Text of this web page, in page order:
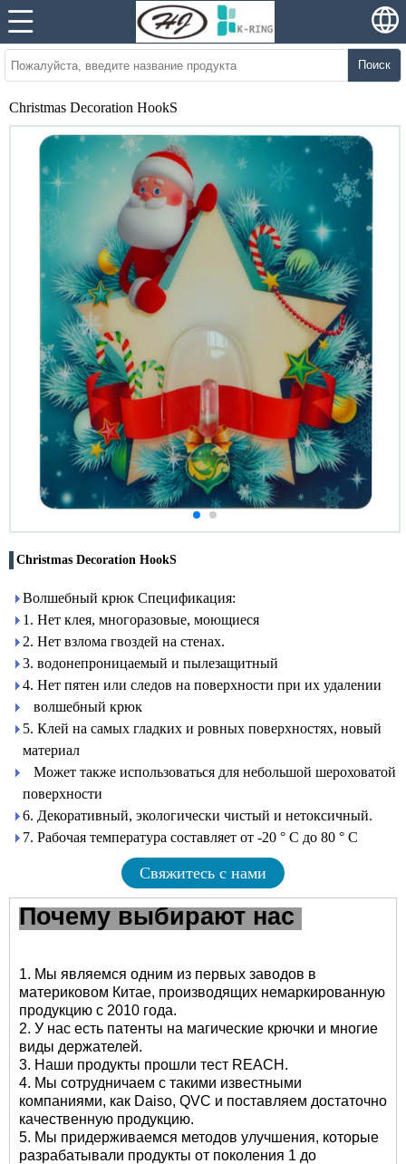
Поиск
Christmas Decoration HookS
Christmas Decoration HookS
Волшебный крюк Спецификация:
1. Нет клея, многоразовые, моющиеся
2. Нет взлома гвоздей на стенах.
3. водонепроницаемый и пылезащитный
4. Нет пятен или следов на поверхности при их удалении
волшебный крюк
5. Клей на самых гладких и ровных поверхностях, новый
материал
Может также использоваться для небольшой шероховатой
поверхности
6. Декоративный, экологически чистый и нетоксичный.
7. Рабочая температура составляет от -20 ° C до 80 ° C
Свяжитесь с нами
Почему выбирают нас
1. Мы являемся одним из первых заводов в
материковом Китае, производящих немаркированную
продукцию с 2010 года.
2. У нас есть патенты на магические крючки и многие
виды держателей.
3. Наши продукты прошли тест REACH.
4. Мы сотрудничаем с такими известными
компаниями, как Daiso, QVC и поставляем достаточно
качественную продукцию.
5. Мы придерживаемся методов улучшения, которые
разрабатывали продукты от поколения 1 до